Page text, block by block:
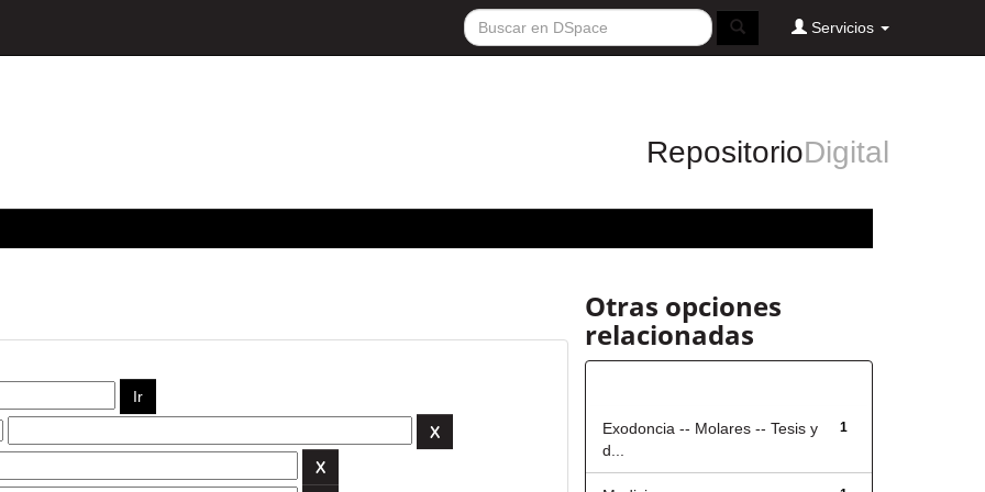
Servicios
RepositorioDigital
Otras opciones
relacionadas
1
Exodoncia -- Molares -- Tesis y
d...